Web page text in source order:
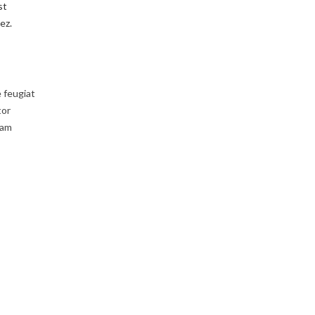
feugiat